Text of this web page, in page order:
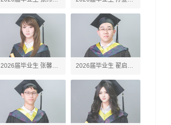
2026届毕业生 张馨予 2026届毕业生 翟启善